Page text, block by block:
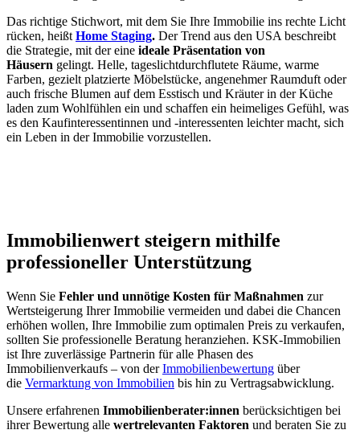
Das richtige Stichwort, mit dem Sie Ihre Immobilie ins rechte Licht
rücken, heißt Home Staging. Der Trend aus den USA beschreibt
die Strategie, mit der eine ideale Präsentation von
Häusern gelingt. Helle, tageslichtdurchflutete Räume, warme
Farben, gezielt platzierte Möbelstücke, angenehmer Raumduft oder
auch frische Blumen auf dem Esstisch und Kräuter in der Küche
laden zum Wohlfühlen ein und schaffen ein heimeliges Gefühl, was
es den Kaufinteressentinnen und -interessenten leichter macht, sich
ein Leben in der Immobilie vorzustellen.
Immobilienwert steigern mithilfe
professioneller Unterstützung
Wenn Sie Fehler und unnötige Kosten für Maßnahmen zur
Wertsteigerung Ihrer Immobilie vermeiden und dabei die Chancen
erhöhen wollen, Ihre Immobilie zum optimalen Preis zu verkaufen,
sollten Sie professionelle Beratung heranziehen. KSK-Immobilien
ist Ihre zuverlässige Partnerin für alle Phasen des
Immobilienverkaufs – von derImmobilienbewertung über
die Vermarktung von Immobilien bis hin zu Vertragsabwicklung.
Unsere erfahrenen Immobilienberater:innen berücksichtigen bei
ihrer Bewertung alle wertrelevanten Faktoren und beraten Sie zu